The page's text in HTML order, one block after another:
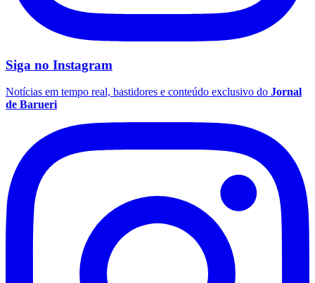
Siga no Instagram
Notícias em tempo real, bastidores e conteúdo exclusivo do Jornal
de Barueri